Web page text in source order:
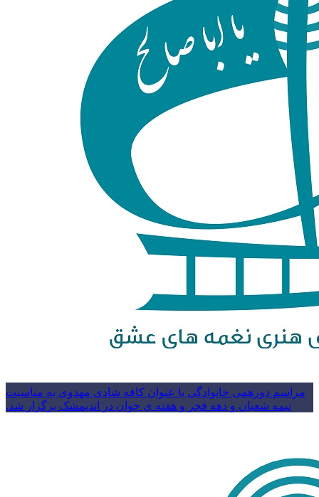
مراسم دورهمی خانوادگی با عنوان کافه شادی مهدوی به مناسبت
نیمه شعبان و دهه فجر و هفته ی جوان در اندیمشک برگزار شد.